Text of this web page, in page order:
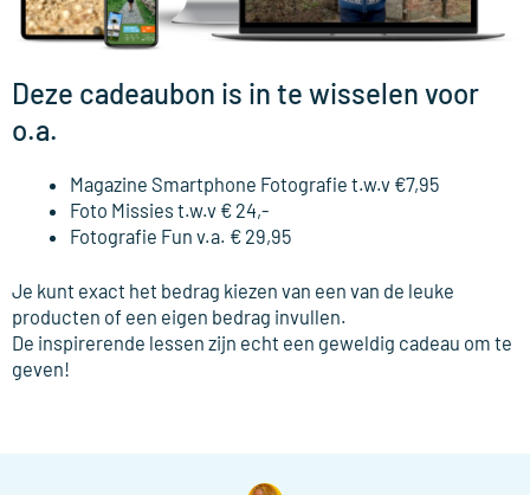
Deze cadeaubon is in te wisselen voor
o.a.
Magazine Smartphone Fotografie t.w.v €7,95
Foto Missies t.w.v € 24,-
Fotografie Fun v.a. € 29,95
Je kunt exact het bedrag kiezen van een van de leuke
producten of een eigen bedrag invullen.
De inspirerende lessen zijn echt een geweldig cadeau om te
geven!